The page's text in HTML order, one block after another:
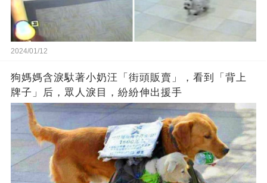
2024/01/12
狗媽媽含淚馱著小奶汪「街頭販賣」，看到「背上
牌子」后，眾人淚目，紛紛伸出援手